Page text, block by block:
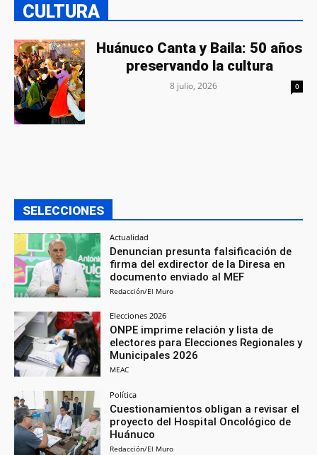
CULTURA
Huánuco Canta y Baila: 50 años
preservando la cultura
8 julio, 2026 0
SELECCIONES
Actualidad
Denuncian presunta falsificación de
firma del exdirector de la Diresa en
documento enviado al MEF
Redacción/El Muro
Elecciones 2026
ONPE imprime relación y lista de
electores para Elecciones Regionales y
Municipales 2026
MEAC
Política
Cuestionamientos obligan a revisar el
proyecto del Hospital Oncológico de
Huánuco
Redacción/El Muro